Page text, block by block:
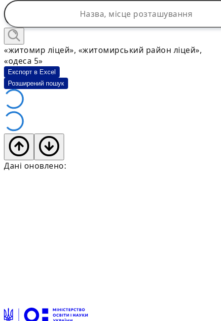
«житомир ліцей», «житомирський район ліцей»,
«одеса 5»
Експорт в Excel
Розширений пошук
Дані оновлено: